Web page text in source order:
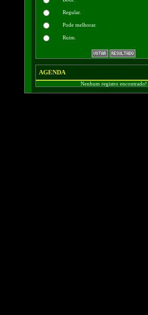
Regular.
Pode melhorar.
Ruim.
AGENDA
Nenhum registro encontrado!